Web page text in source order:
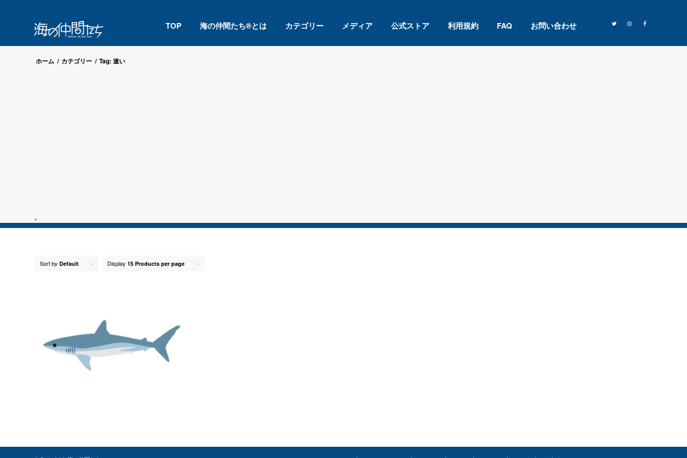
TOP 海の仲間たち®とは カテゴリー メディア 公式ストア 利用規約 FAQ お問い合わせ
ホーム / カテゴリー / Tag: 速い
Sort by Default Display 15 Products per page